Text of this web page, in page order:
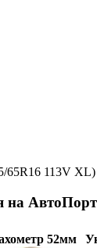
65R16 113V XL)
на
52мм